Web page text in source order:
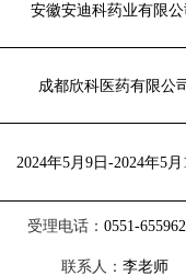
安徽安迪科药业有限公
成都欣科医药有限公
2024年5月 9日 -2024年5月
受理电话： 0551-
联系人： 李老师